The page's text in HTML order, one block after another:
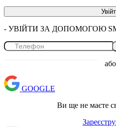
- УВІЙТИ ЗА ДОПОМОГОЮ
або
GOOGLE
Ви ще не маєте